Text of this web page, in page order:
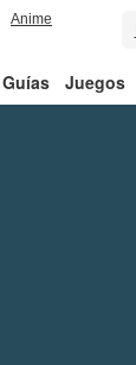
Anime
Guías Juegos